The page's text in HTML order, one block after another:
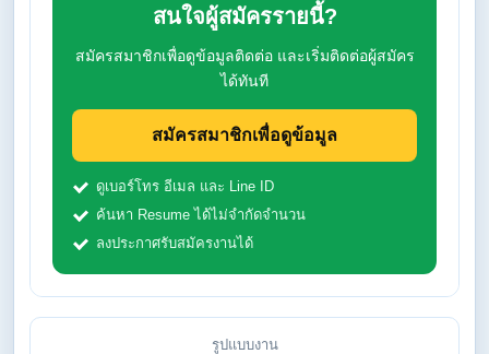
สนใจผู้สมัครรายนี้?
สมัครสมาชิกเพื่อดูข้อมูลติดต่อ และเริ่มติดต่อผู้สมัคร
ได้ทันที
สมัครสมาชิกเพื่อดูข้อมูล
ดูเบอร์โทร อีเมล และ Line ID
ค้นหา Resume ได้ไม่จำกัดจำนวน
ลงประกาศรับสมัครงานได้
รูปแบบงาน